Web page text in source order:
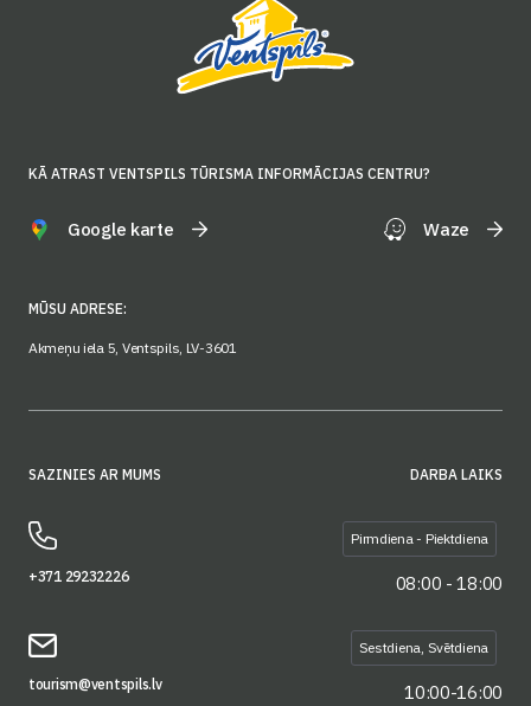
KĀ ATRAST VENTSPILS TŪRISMA INFORMĀCIJAS CENTRU?
Google karte Waze
MŪSU ADRESE:
Akmeņu iela 5, Ventspils, LV-3601
SAZINIES AR MUMS
+371 29232226
tourism@ventspils.lv
DARBA LAIKS
Pirmdiena - Piektdiena
08:00 - 18:00
Sestdiena, Svētdiena
10:00-16:00